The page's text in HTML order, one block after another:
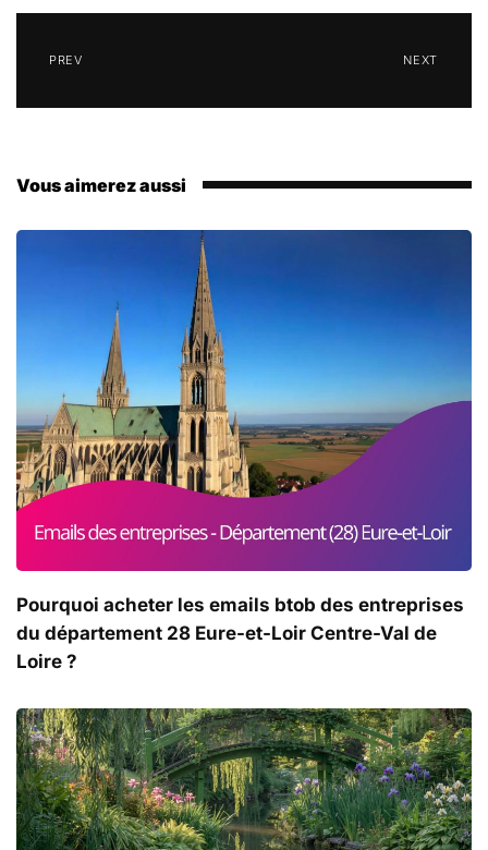
PREV NEXT
Vous aimerez aussi
Pourquoi acheter les emails btob des entreprises
du département 28 Eure-et-Loir Centre-Val de
Loire ?